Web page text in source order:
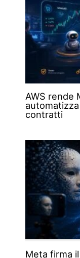
AWS rende
contratti
Meta firma